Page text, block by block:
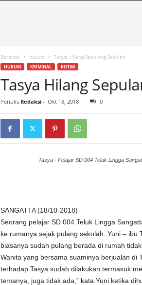
Beranda hukum Tasya Hilang Sepulang Sekolah
HUKUM KRIMINAL KUTIM
Tasya Hilang
Penulis Redaksi- Okt 18, 2018 0
Tasya - Pelajar SD 004 Teluk Lingga
SANGATTA (18/10-2018)
Seorang pelajar SD 004 Teluk Lingga
ke rumanya sejak pulang sekolah. Yuni –
biasanya sudah pulang berada di rumah
Wanita yang bersama suaminya berjualan di
terhadap Tasya sudah dilakukan termasuk
temanya, juga tidak ada,” kata Yuni ketika